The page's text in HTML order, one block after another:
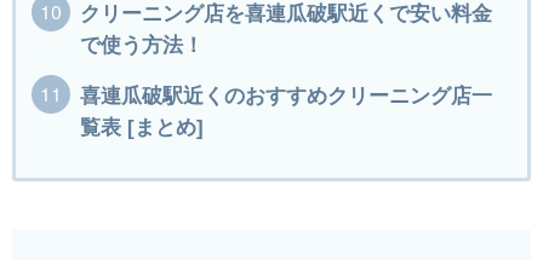
クリーニング店を喜連瓜破駅近くで安い料金
で使う方法！
喜連瓜破駅近くのおすすめクリーニング店一
覧表 [まとめ]